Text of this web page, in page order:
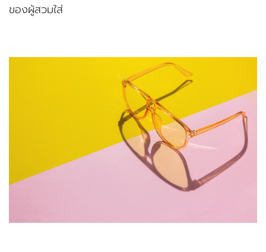
ของผู้สวมใส่